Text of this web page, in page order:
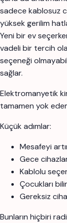
sadece kablosuz
yüksek gerilim
Yeni bir ev
vadeli bir tercih
seçeneği
sağlar.
Elektromanyetik
tamamen yok
Küçük adımlar:
Mesafeyi
Gece
Kablolu
Çocukları
Gereksiz
Bunların hiçbiri